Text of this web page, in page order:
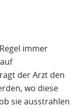
immer
der Arzt den
wo diese
sie ausstrahlen